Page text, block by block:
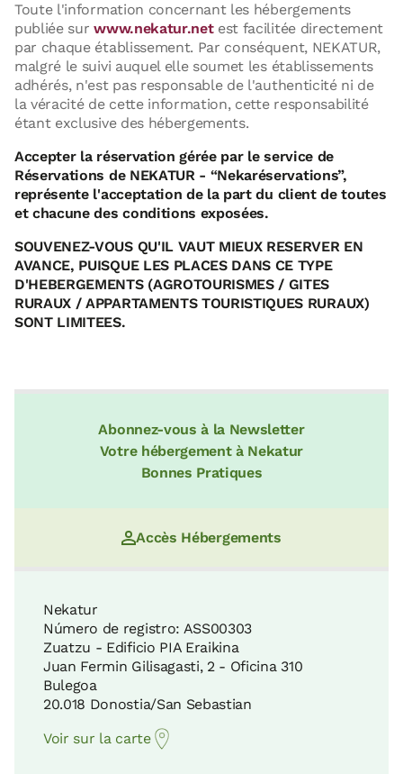
Toute l'information concernant les hébergements
publiée surwww.nekatur.netest facilitée directement
par chaque établissement. Par conséquent, NEKATUR,
malgré le suivi auquel elle soumet les établissements
adhérés, n'est pas responsable de l'authenticité ni de
la véracité de cette information, cette responsabilité
étant exclusive des hébergements.
Accepter la réservation gérée par le service de
Réservations de NEKATUR - “Nekaréservations”,
représente l'acceptation de la part du client de toutes
et chacune des conditions exposées.
SOUVENEZ-VOUS QU'IL VAUT MIEUX RESERVER EN
AVANCE, PUISQUE LES PLACES DANS CE TYPE
D'HEBERGEMENTS (AGROTOURISMES / GITES
RURAUX / APPARTAMENTS TOURISTIQUES RURAUX)
SONT LIMITEES.
Abonnez-vous à la Newsletter
Votre hébergement à Nekatur
Bonnes Pratiques
Accès Hébergements
Nekatur
Número de registro: ASS00303
Zuatzu - Edificio PIA Eraikina
Juan Fermin Gilisagasti, 2 - Oficina 310
Bulegoa
20.018 Donostia/San Sebastian
Voir sur la carte